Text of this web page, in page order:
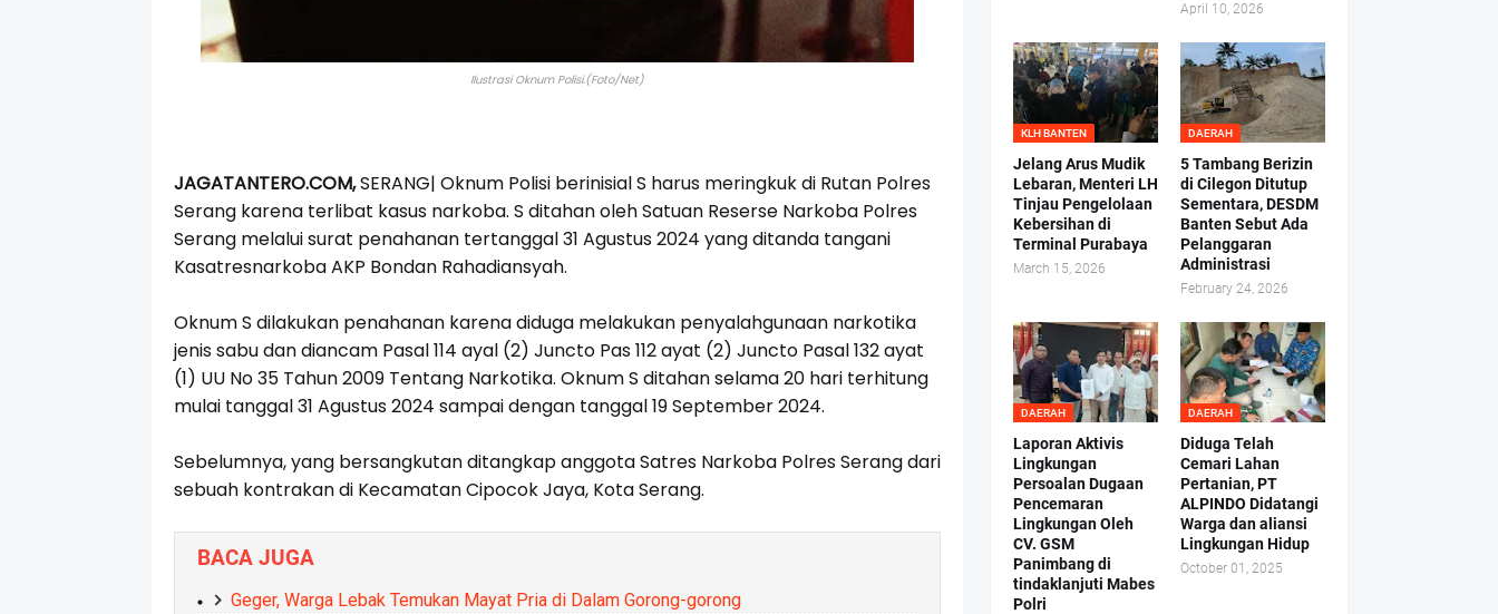
Ilustrasi Oknum Polisi.(Foto/Net)
JAGATANTERO.COM,SERANG| Oknum Polisi berinisial S harus meringkuk di Rutan Polres
Serang karena terlibat kasus narkoba. S ditahan oleh Satuan Reserse Narkoba Polres
Serang melalui surat penahanan tertanggal 31 Agustus 2024 yang ditanda tangani
Kasatresnarkoba AKP Bondan Rahadiansyah.
Oknum S dilakukan penahanan karena diduga melakukan penyalahgunaan narkotika
jenis sabu dan diancam Pasal 114 ayal (2) Juncto Pas 112 ayat (2) Juncto Pasal 132 ayat
(1) UU No 35 Tahun 2009 Tentang Narkotika. Oknum S ditahan selama 20 hari terhitung
mulai tanggal 31 Agustus 2024 sampai dengan tanggal 19 September 2024.
Sebelumnya, yang bersangkutan ditangkap anggota Satres Narkoba Polres Serang dari
sebuah kontrakan di Kecamatan Cipocok Jaya, Kota Serang.
BACA JUGA
Geger, Warga Lebak Temukan Mayat Pria di Dalam Gorong-gorong
April 10, 2026
KLH BANTEN
Jelang Arus Mudik
Lebaran, Menteri LH
Tinjau Pengelolaan
Kebersihan di
Terminal Purabaya
March 15, 2026
DAERAH
5 Tambang Berizin
di Cilegon Ditutup
Sementara, DESDM
Banten Sebut Ada
Pelanggaran
Administrasi
February 24, 2026
DAERAH
Laporan Aktivis
Lingkungan
Persoalan Dugaan
Pencemaran
Lingkungan Oleh
CV. GSM
Panimbang di
tindaklanjuti Mabes
Polri
DAERAH
Diduga Telah
Cemari Lahan
Pertanian, PT
ALPINDO Didatangi
Warga dan aliansi
Lingkungan Hidup
October 01, 2025